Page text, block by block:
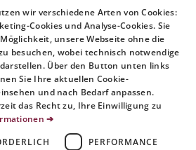
mit vielen anderen
du dich für oder gegen etwas
Meinung öffentlich
verhältst du dich auf einer
sind deine Rechte und
achten?
du nicht nur, was
miteinander zu
wir verschiedene Arten von Cookies:
Cookies und Analyse-Cookies. Sie
unsere Webseite ohne die
besuchen, wobei technisch notwendige
Über den Button unten links
Sie Ihre aktuellen Cookie-
und nach Bedarf anpassen.
das Recht zu, Ihre Einwilligung zu
➔
PERFORMANCE